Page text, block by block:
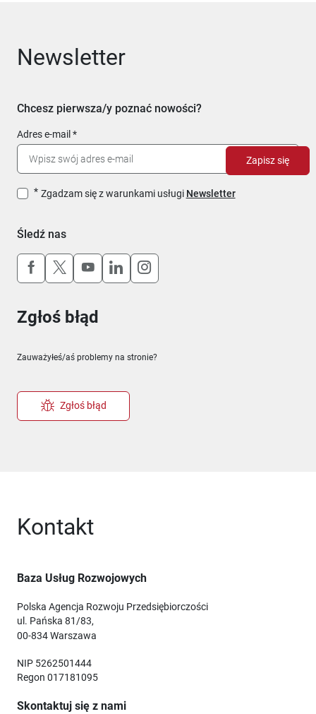
Newsletter
Chcesz pierwsza/y poznać nowości?
Adres e-mail
Zgadzam się z warunkami usługi Newsletter
Zapisz się
Śledź nas
Uwaga, link otworzy się w nowym oknie
Uwaga, link otworzy się w nowym oknie
Uwaga, link otworzy się w nowym
Uwaga, link otworzy się w
Uwaga, link otworzy się w
Zgłoś błąd
Zauważyłeś/aś problemy na stronie?
Zgłoś błąd
Kontakt
Baza Usług Rozwojowych
Polska Agencja Rozwoju Przedsiębiorczości
ul. Pańska 81/83,
00-834 Warszawa
NIP 5262501444
Regon 017181095
Skontaktuj się z nami